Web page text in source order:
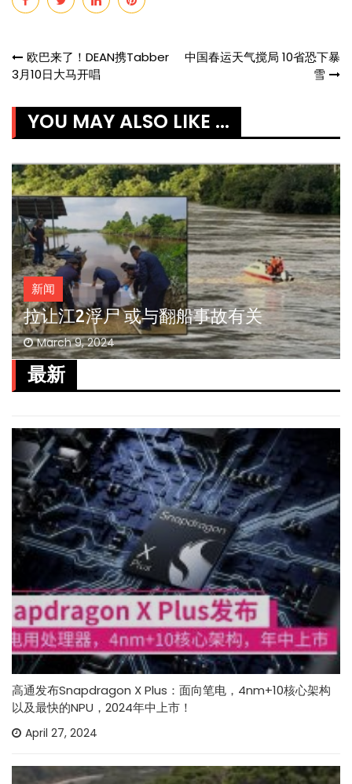
Post
欧巴来了！DEAN携Tabber
3月10日大马开唱
中国春运天气搅局 10省恐下暴
雪
YOU MAY ALSO LIKE ...
新闻
拉让江2浮尸 或与翻船事故有关
March 9, 2024
最新
高通发布Snapdragon X Plus：面向笔电，4nm+10核心架构
以及最快的NPU，2024年中上市！
April 27, 2024